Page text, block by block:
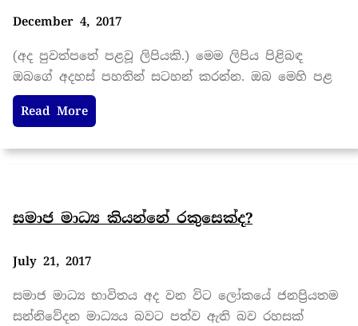
December 4, 2017
(අද පුවත්පතේ පළවූ ලිපියකි.) මෙම ලිපිය පිළිබඳ
ඔබගේ අදහස් පහතින් සටහන් කරන්න. ඔබ මෙහි පළ
Read More
සමාජ මාධ්‍ය කියන්නේ රකුසෙක්ද?
July 21, 2017
සමාජ මාධ්‍ය භාවිතය අද වන විට ලෝකයේ ජනප්‍රියතම
සන්නිවේදන මාධ්‍යය බවට පත්ව ඇති බව රහසක්